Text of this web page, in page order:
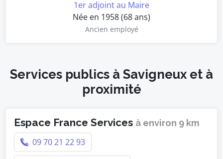
1er adjoint au Maire
Née en 1958 (68 ans)
Ancien employé
Services publics à Savigneux et à
proximité
Espace France Services à environ 9 km
09 70 21 22 93